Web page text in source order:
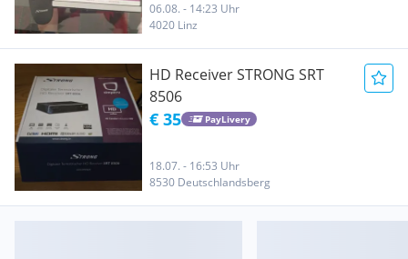
06.08. - 14:23 Uhr
4020 Linz
HD Receiver STRONG SRT
8506
€ 35 PayLivery
18.07. - 16:53 Uhr
8530 Deutschlandsberg